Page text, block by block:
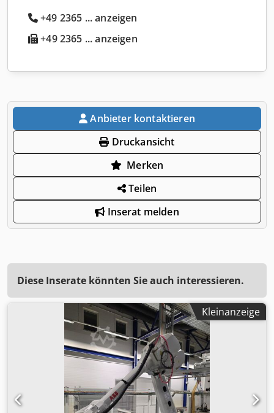
+49 2365 ... anzeigen
+49 2365 ... anzeigen
Anbieter kontaktieren
Druckansicht
Merken
Teilen
Inserat melden
Diese Inserate könnten Sie auch interessieren.
Kleinanzeige